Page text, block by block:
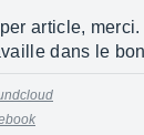
article,
dans le